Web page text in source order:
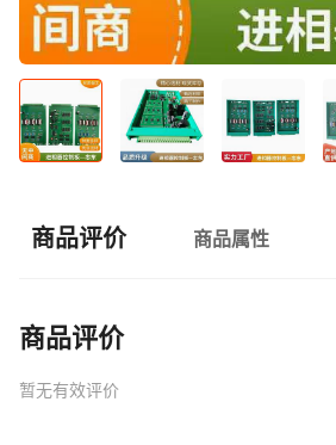
商品评价 商品属性
商品评价
暂无有效评价